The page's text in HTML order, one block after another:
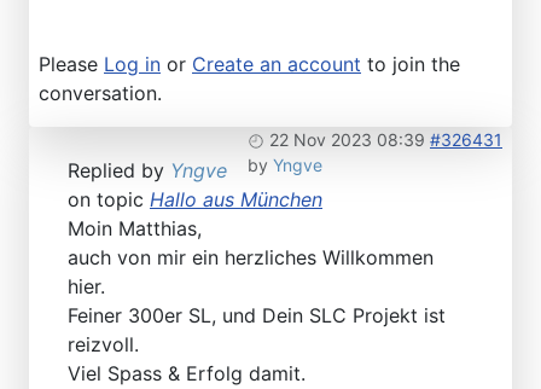
Please Log in or Create an account to join the
conversation.
22 Nov 2023 08:39 #326431
by Yngve
Replied by Yngve
on topic Hallo aus München
Moin Matthias,
auch von mir ein herzliches Willkommen
hier.
Feiner 300er SL, und Dein SLC Projekt ist
reizvoll.
Viel Spass & Erfolg damit.